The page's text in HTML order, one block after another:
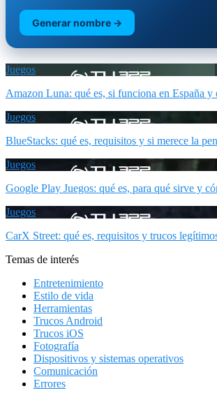
Generar nombre →
Juegos
Amazon Luna: qué es, si funciona en España y
Juegos
BlueStacks: qué es, requisitos y si merece la
Juegos
Google Play Juegos: qué es, para qué sirve y
Juegos
CarX Street: qué es, requisitos y trucos
Temas de interés
Entretenimiento
Estilo de vida
Herramientas
Trucos Android
Trucos iOS
Fotografía
Dispositivos y sistemas operativos
Comunicación
Errores